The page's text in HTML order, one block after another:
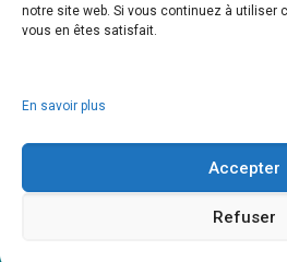
notre site web. Si vous continuez à utiliser
vous en êtes satisfait.
En savoir plus
Accepter
Refuser